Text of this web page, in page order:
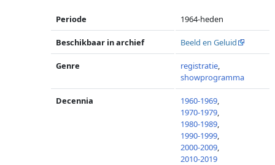
Periode 1964-heden
Beschikbaar in archief Beeld en Geluid
Genre registratie,
showprogramma
Decennia 1960-1969,
1970-1979,
1980-1989,
1990-1999,
2000-2009,
2010-2019